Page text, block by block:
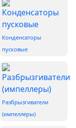
Конденсаторы
пусковые
Разбрызгиватели
(импеллеры)